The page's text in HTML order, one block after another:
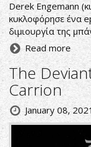
Derek Engemann
κυκλοφόρησε ένα
διμιουργία της
Read more
The
Carrion
January 08, 2021